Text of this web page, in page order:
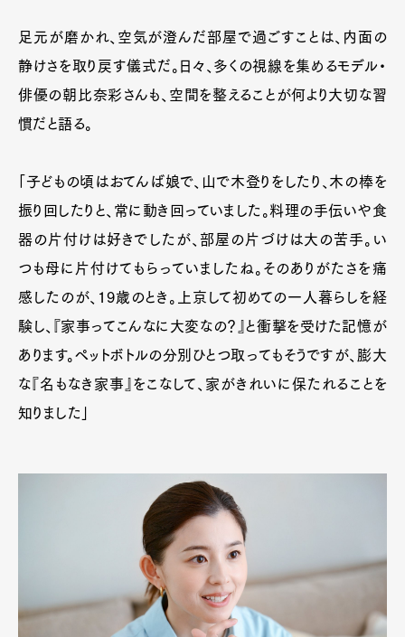
足元が磨かれ、空気が澄んだ部屋で過ごすことは、内面の
静けさを取り戻す儀式だ。日々、多くの視線を集めるモデル・
俳優の朝比奈彩さんも、空間を整えることが何より大切な習
慣だと語る。
「子どもの頃はおてんば娘で、山で木登りをしたり、木の棒を
振り回したりと、常に動き回っていました。料理の手伝いや食
器の片付けは好きでしたが、部屋の片づけは大の苦手。い
つも母に片付けてもらっていましたね。そのありがたさを痛
感したのが、19歳のとき。上京して初めての一人暮らしを経
験し、『家事ってこんなに大変なの？』と衝撃を受けた記憶が
あります。ペットボトルの分別ひとつ取ってもそうですが、膨大
な『名もなき家事』をこなして、家がきれいに保たれることを
知りました」